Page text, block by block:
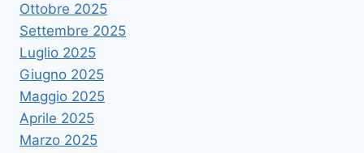
Ottobre 2025
Settembre 2025
Luglio 2025
Giugno 2025
Maggio 2025
Aprile 2025
Marzo 2025